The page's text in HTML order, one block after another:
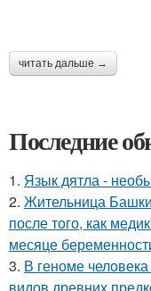
читать дальше →
Последние
1. Язык дятла -
2. Жительница
после того, как
месяце
3. В геноме
видов древних